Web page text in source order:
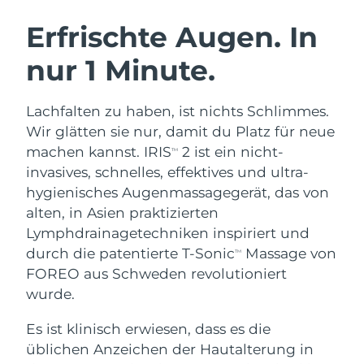
Erfrischte Augen. In
nur 1 Minute.
Lachfalten zu haben, ist nichts Schlimmes.
Wir glätten sie nur, damit du Platz für neue
machen kannst. IRISTM
2 ist ein nicht-
invasives, schnelles, effektives und ultra-
hygienisches Augenmassagegerät, das von
alten, in Asien praktizierten
Lymphdrainagetechniken inspiriert und
durch die patentierte T-SonicTM
Massage von
FOREO aus Schweden revolutioniert
wurde.
Es ist klinisch erwiesen, dass es die
üblichen Anzeichen der Hautalterung in
LUNA™ 4 Set
Anti-aging massage
LUNA™ 4 Plus
Massage, LED heating
BEAR™ 2 Set
Microcurrent toning
BEAR™ 2 go
Microcurrent toning on-the-go
Hydratisierung
UFO™ 3 Set
Deep facial hydration
Near-infrared and red light therapy
device
Mundpflege
issa™ 4
Hybrid silicone sonic toothbrush
Smart hybrid silicone sonic toothbrush
FAQ™ ANTI-AGING-BEHANDLUNG
Anti-aging LED-Behandlungen
NEW
Österreich Erwartete Lieferung
Bahrain Erwartete Lieferung
Belgien Erwartete Lieferung8/12/26
Bermuda Erwartete Lieferung
Bosnien und
Herzegowina
Erwartete Lieferung
Brunei Darussalam Erwartete Lieferung8/17/26
Bulgarien
Kanada Erwartete Lieferung